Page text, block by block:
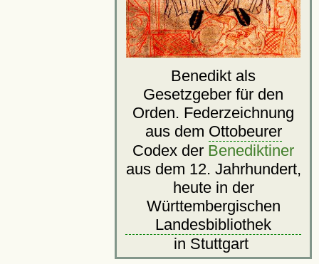
Benedikt als
Gesetzgeber für den
Orden. Federzeichnung
aus dem Ottobeurer
Codex der Benediktiner
aus dem 12. Jahrhundert,
heute in der
Württembergischen
Landesbibliothek
in Stuttgart